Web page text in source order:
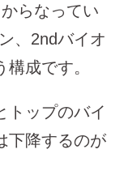
らなってい
、2ndバイオ
成です。
トップのバイ
下降するのが